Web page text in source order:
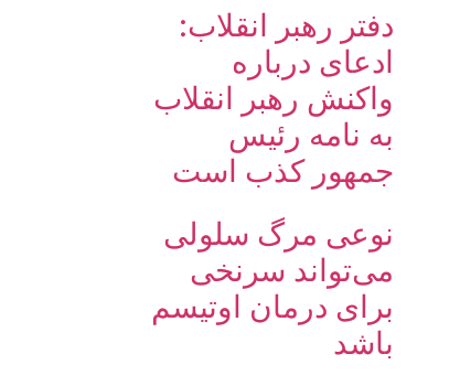
دفتر رهبر انقلاب:
ادعای درباره
واکنش رهبر انقلاب
به نامه رئیس
جمهور کذب است
نوعی مرگ سلولی
می‌تواند سرنخی
برای درمان اوتیسم
باشد